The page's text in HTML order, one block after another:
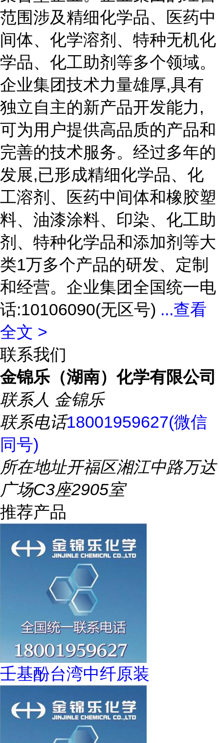
范围涉及精细化学品、医药中
间体、化学溶剂、特种无机化
学品、化工助剂等多个领域。
企业集团技术力量雄厚,具有
独立自主的新产品开发能力,
可为用户提供高品质的产品和
完善的技术服务。经过多年的
发展,已形成精细化学品、化
工溶剂、医药中间体和橡胶塑
料、油漆涂料、印染、化工助
剂、特种化学品和添加剂等大
类1万多个产品的研发、定制
和经营。企业集团全国统一电
话:10106090(无区号) ...查看
全文 >
联系我们
金锦乐（湖南）化学有限公司
联系人 金锦乐
联系电话18001959627(微信
同号)
所在地址开福区湘江中路万达
广场C3座2905室
推荐产品
壬基酚台湾中纤原装